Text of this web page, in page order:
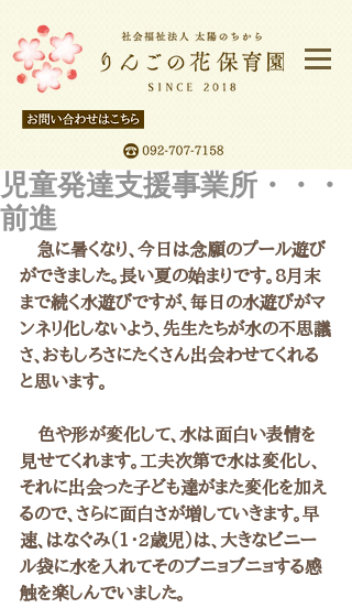
児童発達支援事業所・・・
前進
急に暑くなり、今日は念願のプール遊び
ができました。長い夏の始まりです。8月末
まで続く水遊びですが、毎日の水遊びがマ
ンネリ化しないよう、先生たちが水の不思議
さ、おもしろさにたくさん出会わせてくれる
と思います。
色や形が変化して、水は面白い表情を
見せてくれます。工夫次第で水は変化し、
それに出会った子ども達がまた変化を加え
るので、さらに面白さが増していきます。早
速、はなぐみ（1・2歳児）は、大きなビニー
ル袋に水を入れてそのブニョブニョする感
触を楽しんでいました。